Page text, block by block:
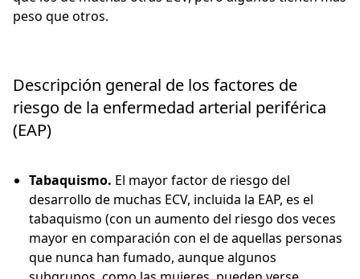
peso que otros.
Descripción general de los factores de
riesgo de la enfermedad arterial periférica
(EAP)
Tabaquismo. El mayor factor de riesgo del
desarrollo de muchas ECV, incluida la EAP, es el
tabaquismo (con un aumento del riesgo dos veces
mayor en comparación con el de aquellas personas
que nunca han fumado, aunque algunos